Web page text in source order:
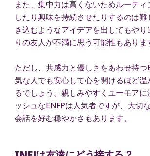
また、集中力は高くないためルーテ
したり興味を持続させたりするのは
き込むようなアイデアを出してもや
りの友人が不満に思う可能性もありま
ただし、共感力と優しさをあわせ持つ
気な人でも安心して心を開けるほど温
るでしょう。親しみやすくユーモア
ッシュなENFPは人気者ですが、大切
会話を好む穏やかさもあります。